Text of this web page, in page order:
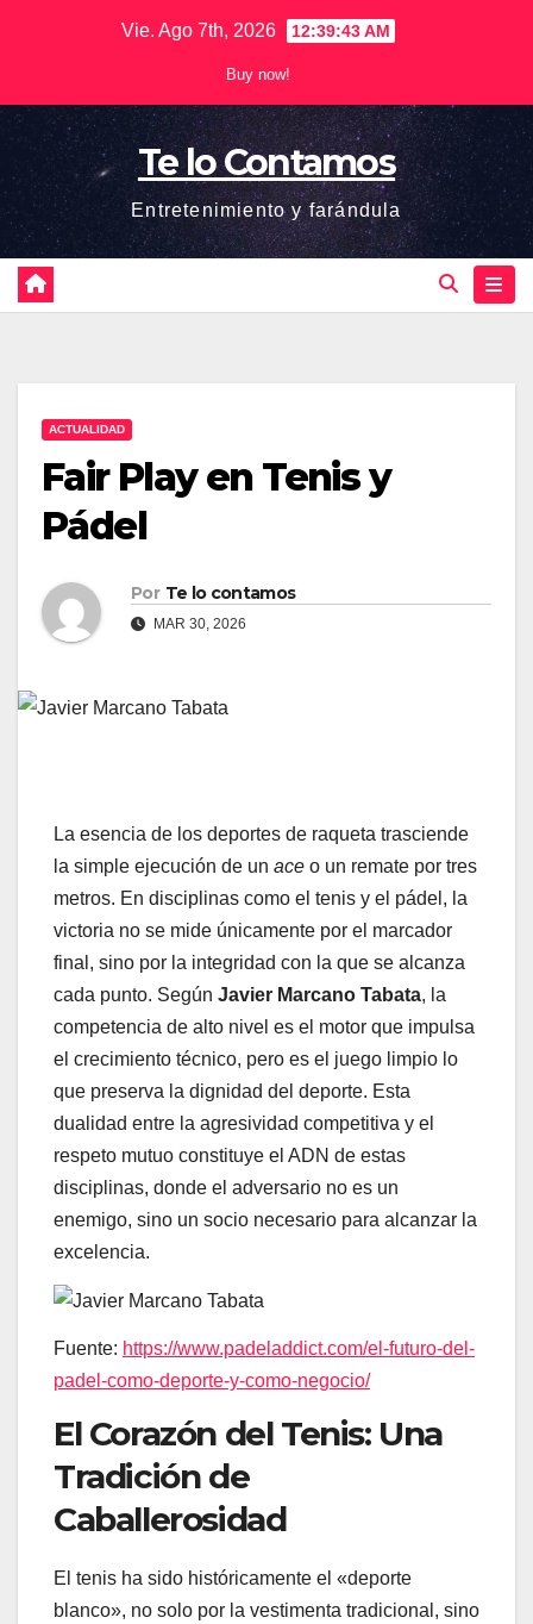
Vie. Ago 7th, 2026 12:39:44 AM
Buy now!
Te lo Contamos
Entretenimiento y farándula
ACTUALIDAD
Fair Play en Tenis y
Pádel
Por Te lo contamos
MAR 30, 2026
La esencia de los deportes de raqueta trasciende
la simple ejecución de un ace o un remate por tres
metros. En disciplinas como el tenis y el pádel, la
victoria no se mide únicamente por el marcador
final, sino por la integridad con la que se alcanza
cada punto. Según Javier Marcano Tabata, la
competencia de alto nivel es el motor que impulsa
el crecimiento técnico, pero es el juego limpio lo
que preserva la dignidad del deporte. Esta
dualidad entre la agresividad competitiva y el
respeto mutuo constituye el ADN de estas
disciplinas, donde el adversario no es un
enemigo, sino un socio necesario para alcanzar la
excelencia.
Fuente: https://www.padeladdict.com/el-futuro-del-
padel-como-deporte-y-como-negocio/
El Corazón del Tenis: Una
Tradición de
Caballerosidad
El tenis ha sido históricamente el «deporte
blanco», no solo por la vestimenta tradicional, sino